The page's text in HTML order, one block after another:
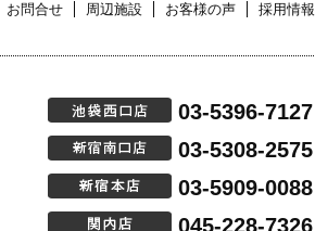
お問合せ 周辺施設 お客様の声 採用情報
03-5396-7127
03-5308-2575
03-5909-0088
045-228-7326